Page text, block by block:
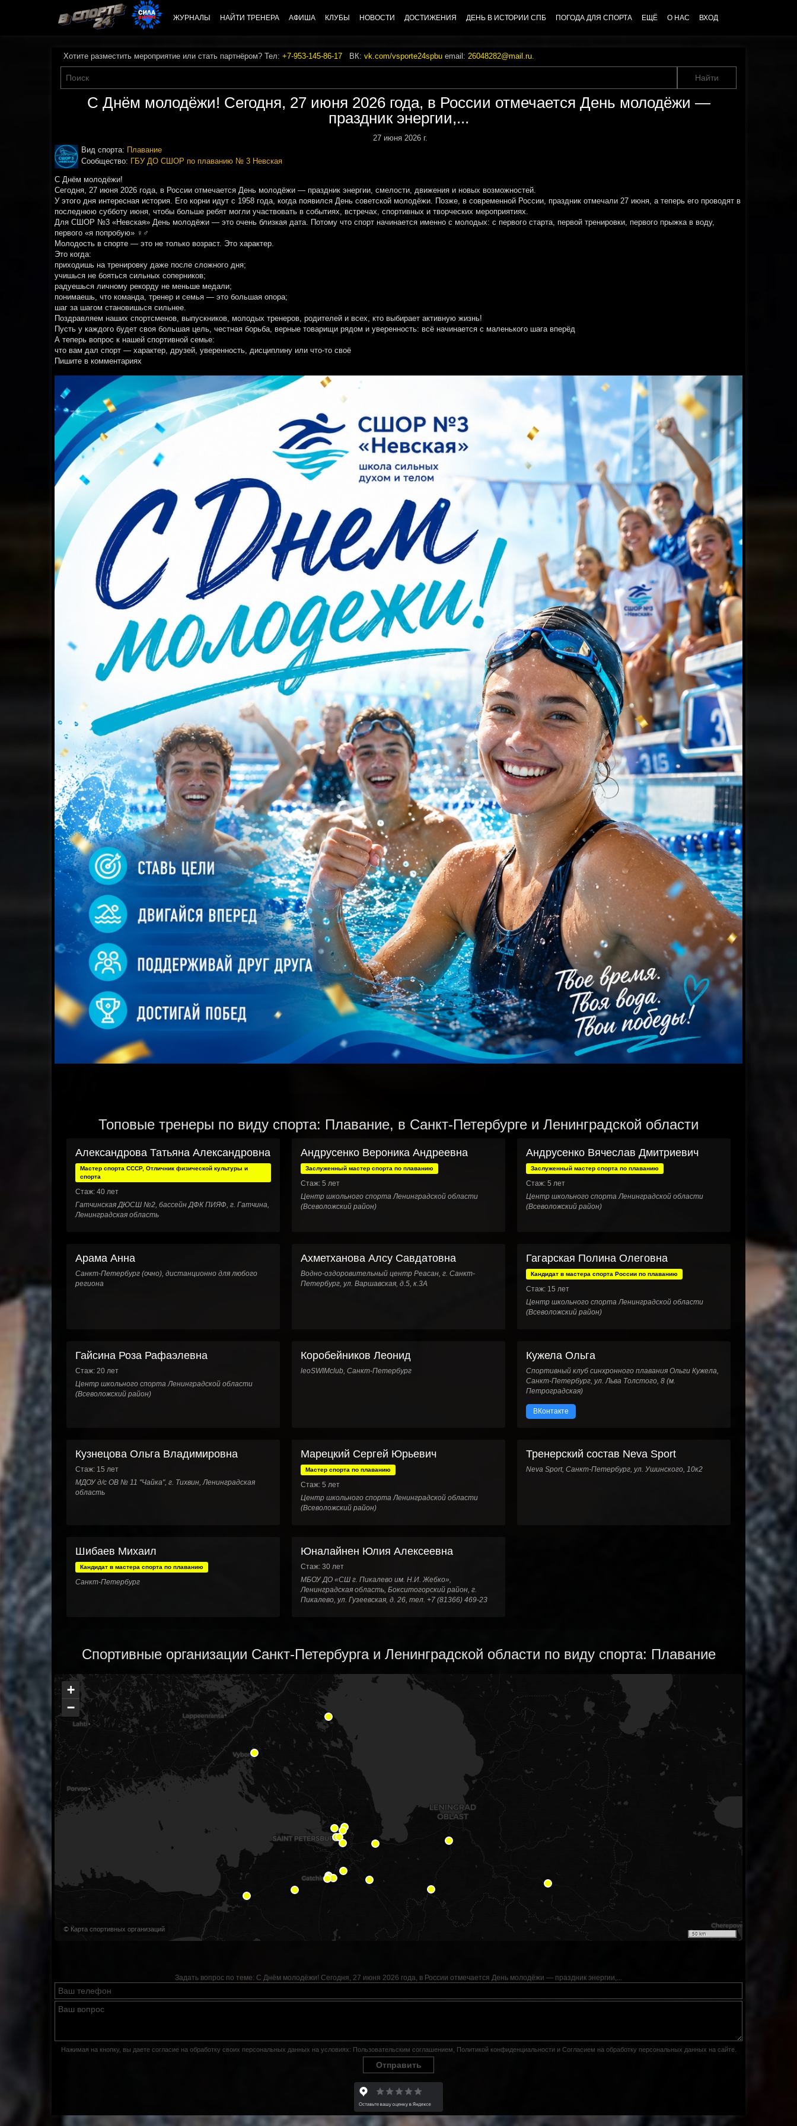
ЖУРНАЛЫ НАЙТИ ТРЕНЕРА АФИША КЛУБЫ НОВОСТИ ДОСТИЖЕНИЯ ДЕНЬ В ИСТОРИИ СПБ ПОГОДА ДЛЯ СПОРТА ЕЩЁ О НАС ВХОД
Хотите разместить мероприятие или стать партнёром? Тел: +7-953-145-86-17 ВК: vk.com/vsporte24spbu email: 26048282@mail.ru.
С Днём молодёжи! Сегодня, 27 июня 2026 года, в России отмечается День молодёжи —
праздник энергии,...
27 июня 2026 г.
Вид спорта: Плавание
Сообщество: ГБУ ДО СШОР по плаванию № 3 Невская
С Днём молодёжи!
Сегодня, 27 июня 2026 года, в России отмечается День молодёжи — праздник энергии, смелости, движения и новых возможностей.
У этого дня интересная история. Его корни идут с 1958 года, когда появился День советской молодёжи. Позже, в современной России, праздник отмечали 27 июня, а теперь его проводят в
последнюю субботу июня, чтобы больше ребят могли участвовать в событиях, встречах, спортивных и творческих мероприятиях.
Для СШОР №3 «Невская» День молодёжи — это очень близкая дата. Потому что спорт начинается именно с молодых: с первого старта, первой тренировки, первого прыжка в воду,
первого «я попробую» ‍♀‍♂
Молодость в спорте — это не только возраст. Это характер.
Это когда:
приходишь на тренировку даже после сложного дня;
учишься не бояться сильных соперников;
радуешься личному рекорду не меньше медали;
понимаешь, что команда, тренер и семья — это большая опора;
шаг за шагом становишься сильнее.
Поздравляем наших спортсменов, выпускников, молодых тренеров, родителей и всех, кто выбирает активную жизнь!
Пусть у каждого будет своя большая цель, честная борьба, верные товарищи рядом и уверенность: всё начинается с маленького шага вперёд
А теперь вопрос к нашей спортивной семье:
что вам дал спорт — характер, друзей, уверенность, дисциплину или что-то своё
Пишите в комментариях
Топовые тренеры по виду спорта: Плавание, в Санкт-Петербурге и Ленинградской области
Александрова Татьяна Александровна
Мастер спорта СССР, Отличник физической культуры и
спорта
Стаж: 40 лет
Гатчинская ДЮСШ №2, бассейн ДФК ПИЯФ, г. Гатчина,
Ленинградская область
Андрусенко Вероника Андреевна
Заслуженный мастер спорта по плаванию
Стаж: 5 лет
Центр школьного спорта Ленинградской области
(Всеволожский район)
Андрусенко Вячеслав Дмитриевич
Заслуженный мастер спорта по плаванию
Стаж: 5 лет
Центр школьного спорта Ленинградской области
(Всеволожский район)
Арама Анна
Санкт-Петербург (очно), дистанционно для любого
региона
Ахметханова Алсу Савдатовна
Водно-оздоровительный центр Реасан, г. Санкт-
Петербург, ул. Варшавская, д.5, к.3А
Гагарская Полина Олеговна
Кандидат в мастера спорта России по плаванию
Стаж: 15 лет
Центр школьного спорта Ленинградской области
(Всеволожский район)
Гайсина Роза Рафаэлевна
Стаж: 20 лет
Центр школьного спорта Ленинградской области
(Всеволожский район)
Коробейников Леонид
leoSWIMclub, Санкт-Петербург
Кужела Ольга
Спортивный клуб синхронного плавания Ольги Кужела,
Санкт-Петербург, ул. Льва Толстого, 8 (м.
Петроградская)
ВКонтакте
Кузнецова Ольга Владимировна
Стаж: 15 лет
МДОУ д/с ОВ № 11 "Чайка", г. Тихвин, Ленинградская
область
Марецкий Сергей Юрьевич
Мастер спорта по плаванию
Стаж: 5 лет
Центр школьного спорта Ленинградской области
(Всеволожский район)
Тренерский состав Neva Sport
Neva Sport, Санкт-Петербург, ул. Ушинского, 10к2
Шибаев Михаил
Кандидат в мастера спорта по плаванию
Санкт-Петербург
Юналайнен Юлия Алексеевна
Стаж: 30 лет
МБОУ ДО «СШ г. Пикалево им. Н.И. Жебко»,
Ленинградская область, Бокситогорский район, г.
Пикалево, ул. Гузеевская, д. 26, тел. +7 (81366) 469-23
Спортивные организации Санкт-Петербурга и Ленинградской области по виду спорта: Плавание
+
−
© Карта спортивных организаций
50 km
Задать вопрос по теме: С Днём молодёжи! Сегодня, 27 июня 2026 года, в России отмечается День молодёжи — праздник энергии,...
Нажимая на кнопку, вы даете согласие на обработку своих персональных данных на условиях: Пользовательским соглашением Политикой конфиденциальностии Согласием на обработку персональных данных на сайте.
Отправить